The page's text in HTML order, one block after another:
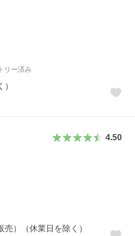
リー済み
4.50
）（休業日を除く）